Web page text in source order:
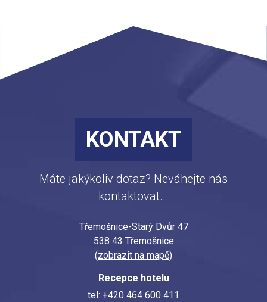
KONTAKT
Máte jakýkoliv dotaz? Neváhejte nás
kontaktovat...
Třemošnice-Starý Dvůr 47
538 43 Třemošnice
(zobrazit na mapě)
Recepce hotelu
tel: +420 464 600 411